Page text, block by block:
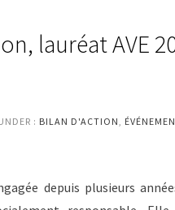
lauréat AVE
: BILAN D'ACTION
depuis plusieurs